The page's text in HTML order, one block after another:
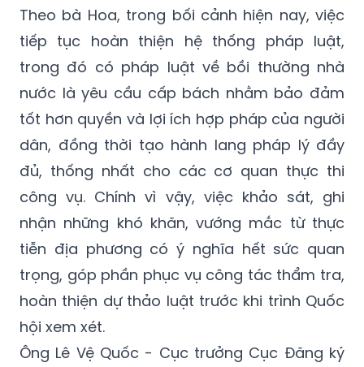
Theo bà Hoa, trong bối cảnh hiện nay, việc
tiếp tục hoàn thiện hệ thống pháp luật,
trong đó có pháp luật về bồi thường nhà
nước là yêu cầu cấp bách nhằm bảo đảm
tốt hơn quyền và lợi ích hợp pháp của người
dân, đồng thời tạo hành lang pháp lý đầy
đủ, thống nhất cho các cơ quan thực thi
công vụ. Chính vì vậy, việc khảo sát, ghi
nhận những khó khăn, vướng mắc từ thực
tiễn địa phương có ý nghĩa hết sức quan
trọng, góp phần phục vụ công tác thẩm tra,
hoàn thiện dự thảo luật trước khi trình Quốc
hội xem xét.
Ông Lê Vệ Quốc - Cục trưởng Cục Đăng ký